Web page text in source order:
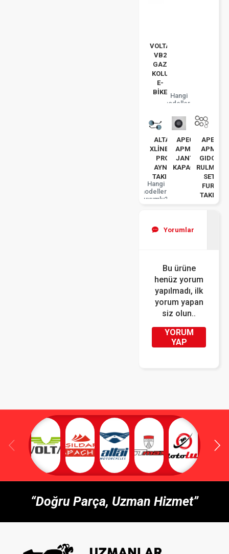
VOLTA
VB2
GAZ
KOLU
E-
BİKE Hangi
modellerle
ALTAİ
XLİNE50
PRO
AYNA
TAKIM
Hangi
modellerle
uyumlu?
APEC
APM2
JANT
KAPAĞI
APEC
APM5
GIDON
RULMAN
SETI
FURÇ
TAKIM
Yorumlar
Bu ürüne
henüz yorum
yapılmadı, ilk
yorum yapan
siz olun..
YORUM
YAP
“Doğru Parça, Uzman Hizmet”